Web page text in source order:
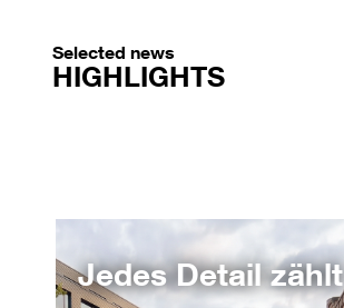
Selected news
HIGHLIGHTS
Jedes Detail zählt